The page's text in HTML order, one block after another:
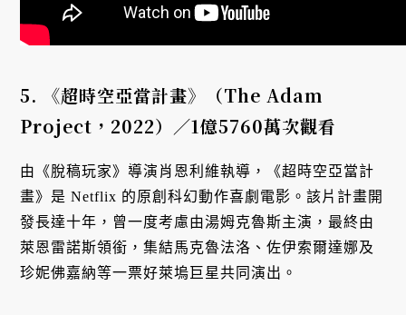
5.
《超時空亞當計畫》（The Adam
Project ，2022）／1億5760萬次觀看
由《脫稿玩家》導演肖恩利維執導，《超時空亞當計
畫》是 Netflix 的原創科幻動作喜劇電影。該片計畫開
發長達十年，曾一度考慮由湯姆克魯斯主演，最終由
萊恩雷諾斯領銜，集結馬克魯法洛、佐伊索爾達娜及
珍妮佛嘉納等一票好萊塢巨星共同演出。